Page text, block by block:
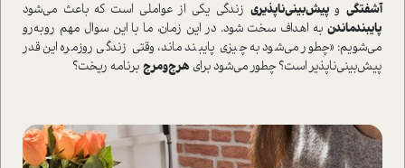
آشفتگیوپیش‌بینی‌ناپذیری زندگی یکی از عواملی ا‌ست که باعث می‌شود
پایبند‌ماندن به اهداف سخت شود. در این زمان، ما با این سوال مهم روبه‌رو
می‌شویم: «چطور می‌شود به چیزی پایبند ماند، وقتی زندگی روزمره این‌قدر
پیش‌بینی‌ناپذیر ا‌ست؟ چطور می‌شود برای هرج‌و‌مرج برنامه ریخت؟